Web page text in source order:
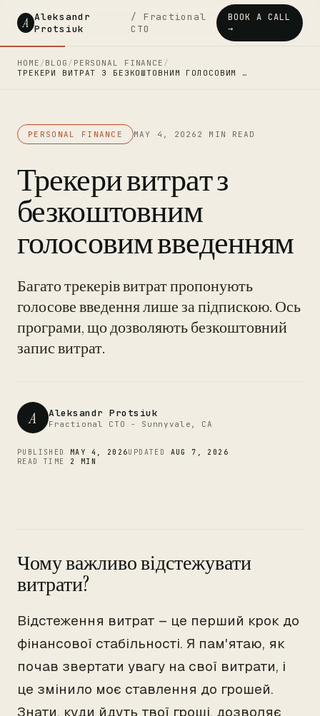
A Aleksandr
Protsiuk
/ Fractional
CTO
BOOK A CALL
→
HOME /BLOG / PERSONAL FINANCE /
ТРЕКЕРИ ВИТРАТ З БЕЗКОШТОВНИМ ГОЛОСОВИМ …
PERSONAL FINANCE MAY 4, 2026 2 MIN READ
Трекери витрат з
безкоштовним
голосовим введенням
Багато трекерів витрат пропонують
голосове введення лише за підпискою. Ось
програми, що дозволяють безкоштовний
запис витрат.
A Aleksandr Protsiuk
Fractional CTO - Sunnyvale, CA
PUBLISHED MAY 4, 2026UPDATED AUG 7, 2026
READ TIME 2 MIN
Чому важливо відстежувати
витрати?
Відстеження витрат – це перший крок до
фінансової стабільності. Я пам'ятаю, як
почав звертати увагу на свої витрати, і
це змінило моє ставлення до грошей.
Знати, куди йдуть твої гроші, дозволяє